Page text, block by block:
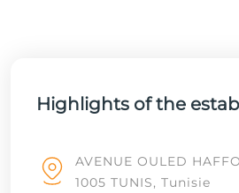
Highlights of the
AVENUE OULED
1005 TUNIS, Tunisie